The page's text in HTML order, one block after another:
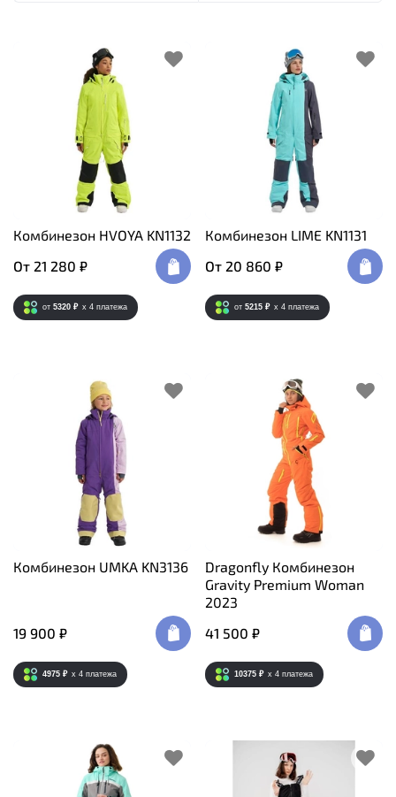
Комбинезон HVOYA KN1132
От 21 280 ₽
от 5320 ₽ x 4 платежа
Комбинезон LIME KN1131
От 20 860 ₽
от 5215 ₽ x 4 платежа
Комбинезон UMKA KN3136
19 900 ₽
4975 ₽ x 4 платежа
Dragonfly Комбинезон
Gravity Premium Woman
2023
41 500 ₽
10375 ₽ x 4 платежа